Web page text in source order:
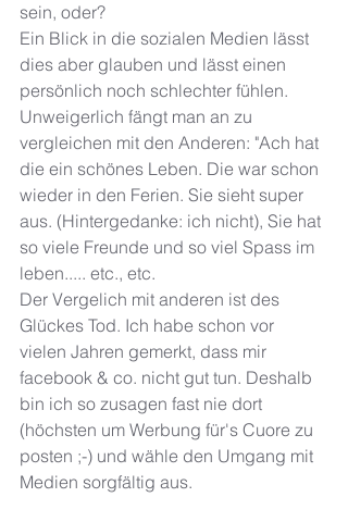
sein, oder?
Ein Blick in die sozialen Medien lässt
dies aber glauben und lässt einen
persönlich noch schlechter fühlen.
Unweigerlich fängt man an zu
vergleichen mit den Anderen: "Ach hat
die ein schönes Leben. Die war schon
wieder in den Ferien. Sie sieht super
aus. (Hintergedanke: ich nicht), Sie hat
so viele Freunde und so viel Spass im
leben..... etc., etc.
Der Vergelich mit anderen ist des
Glückes Tod. Ich habe schon vor
vielen Jahren gemerkt, dass mir
facebook & co. nicht gut tun. Deshalb
bin ich so zusagen fast nie dort
(höchsten um Werbung für's Cuore zu
posten ;-) und wähle den Umgang mit
Medien sorgfältig aus.